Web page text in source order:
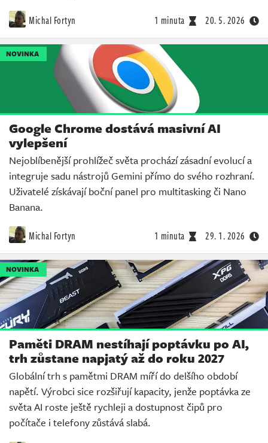
Michal Fortyn 1 minuta 20. 5. 2026
NOVINKA
Google Chrome dostává masivní AI
vylepšení
Nejoblíbenější prohlížeč světa prochází zásadní evolucí a
integruje sadu nástrojů Gemini přímo do svého rozhraní.
Uživatelé získávají boční panel pro multitasking či Nano
Banana.
Michal Fortyn 1 minuta 29. 1. 2026
NOVINKA
Paměti DRAM nestíhají poptávku po AI,
trh zůstane napjatý až do roku 2027
Globální trh s pamětmi DRAM míří do delšího období
napětí. Výrobci sice rozšiřují kapacity, jenže poptávka ze
světa AI roste ještě rychleji a dostupnost čipů pro
počítače i telefony zůstává slabá.